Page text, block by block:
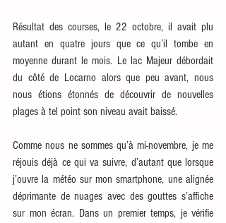
Résultat des courses, le 22 octobre, il avait plu
autant en quatre jours que ce qu’il tombe en
moyenne durant le mois. Le lac Majeur débordait
du côté de Locarno alors que peu avant, nous
nous étions étonnés de découvrir de nouvelles
plages à tel point son niveau avait baissé.
Comme nous ne sommes qu’à mi-novembre, je me
réjouis déjà ce qui va suivre, d’autant que lorsque
j’ouvre la météo sur mon smartphone, une alignée
déprimante de nuages avec des gouttes s’affiche
sur mon écran. Dans un premier temps, je vérifie